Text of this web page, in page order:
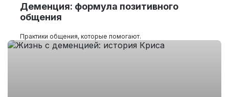
Деменция: формула позитивного
общения
Практики общения, которые помогают.